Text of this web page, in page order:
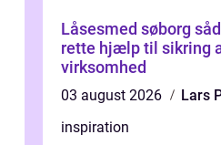
Låsesmed søborg sådan vælger du den
rette hjælp til sikring
virksomhed
03 august 2026
Lars
inspiration